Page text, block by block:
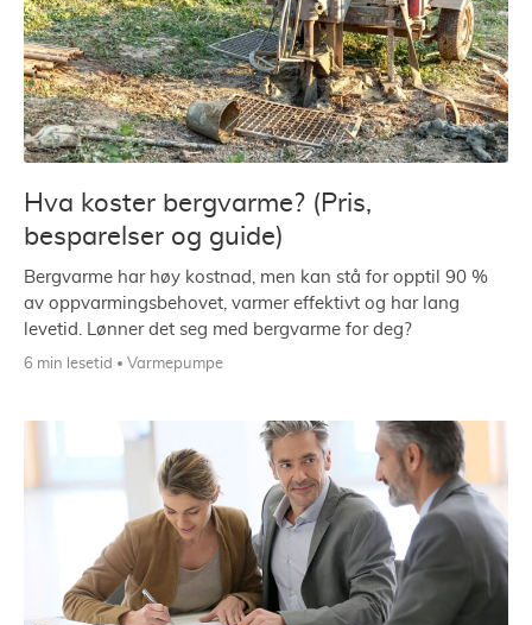
Hva koster bergvarme? (Pris,
besparelser og guide)
Bergvarme har høy kostnad, men kan stå for opptil 90 %
av oppvarmingsbehovet, varmer effektivt og har lang
levetid. Lønner det seg med bergvarme for deg?
6 min lesetid Varmepumpe